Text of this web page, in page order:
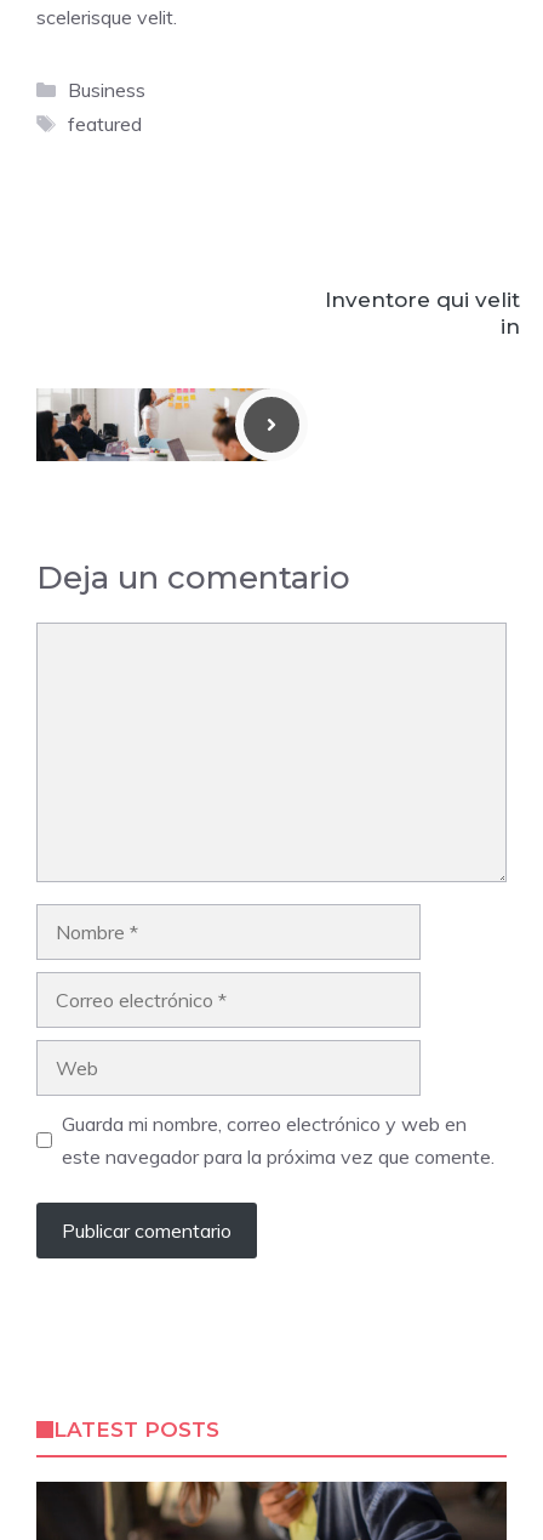
scelerisque velit.
Categorías
Business
Etiquetas
featured
Inventore qui velit
in
Deja un comentario
Guarda mi nombre, correo electrónico y web en
este navegador para la próxima vez que comente.
LATEST POSTS